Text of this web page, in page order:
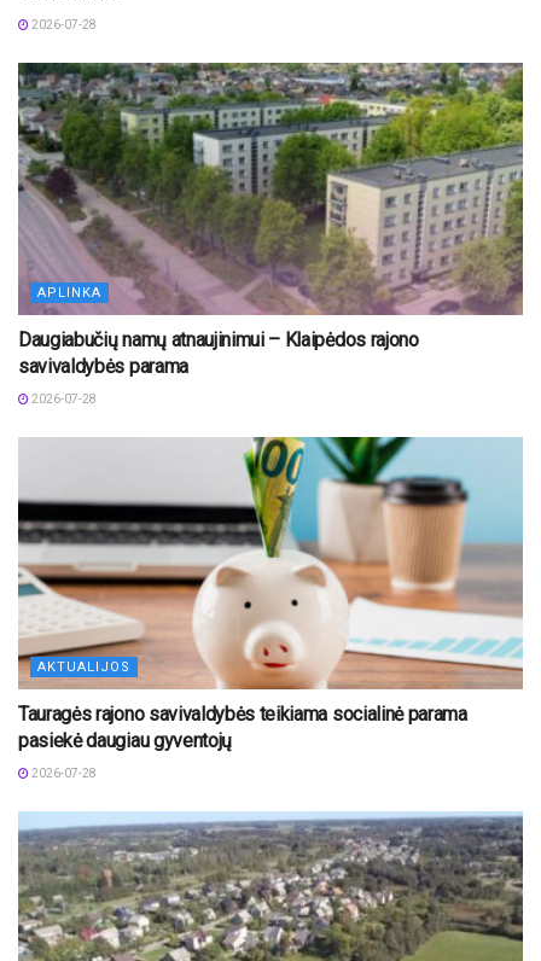
2026-07-28
APLINKA
Daugiabučių namų atnaujinimui – Klaipėdos rajono
savivaldybės parama
2026-07-28
AKTUALIJOS
Tauragės rajono savivaldybės teikiama socialinė parama
pasiekė daugiau gyventojų
2026-07-28